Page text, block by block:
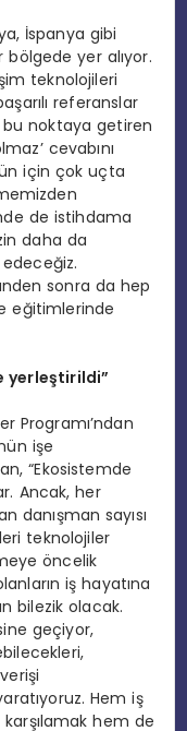
İspanya gibi
yer alıyor.
teknolojileri
referanslar
bu noktaya getiren
cevabını
için çok uçta
de istihdama
daha da
sonra da hep
eğitimlerinde
yerleştirildi”
Programı’ndan
işe
“Ekosistemde
Ancak, her
danışman sayısı
teknolojiler
öncelik
iş hayatına
bilezik olacak.
geçiyor,
Hem iş
karşılamak hem de